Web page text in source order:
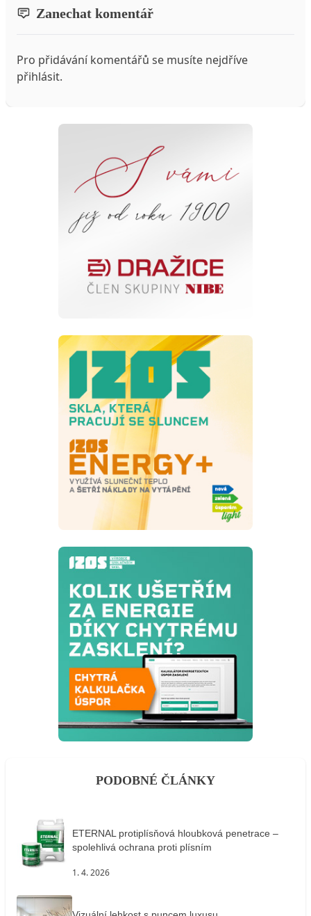
Zanechat komentář
Pro přidávání komentářů se musíte nejdříve
přihlásit.
PODOBNÉ ČLÁNKY
ETERNAL protiplísňová hloubková penetrace –
spolehlivá ochrana proti plísním
1. 4. 2026